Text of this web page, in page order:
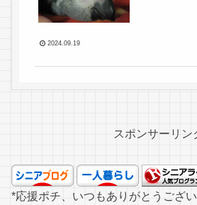
2024.09.19
スポンサーリン
*応援ポチ、いつもありがとうござい